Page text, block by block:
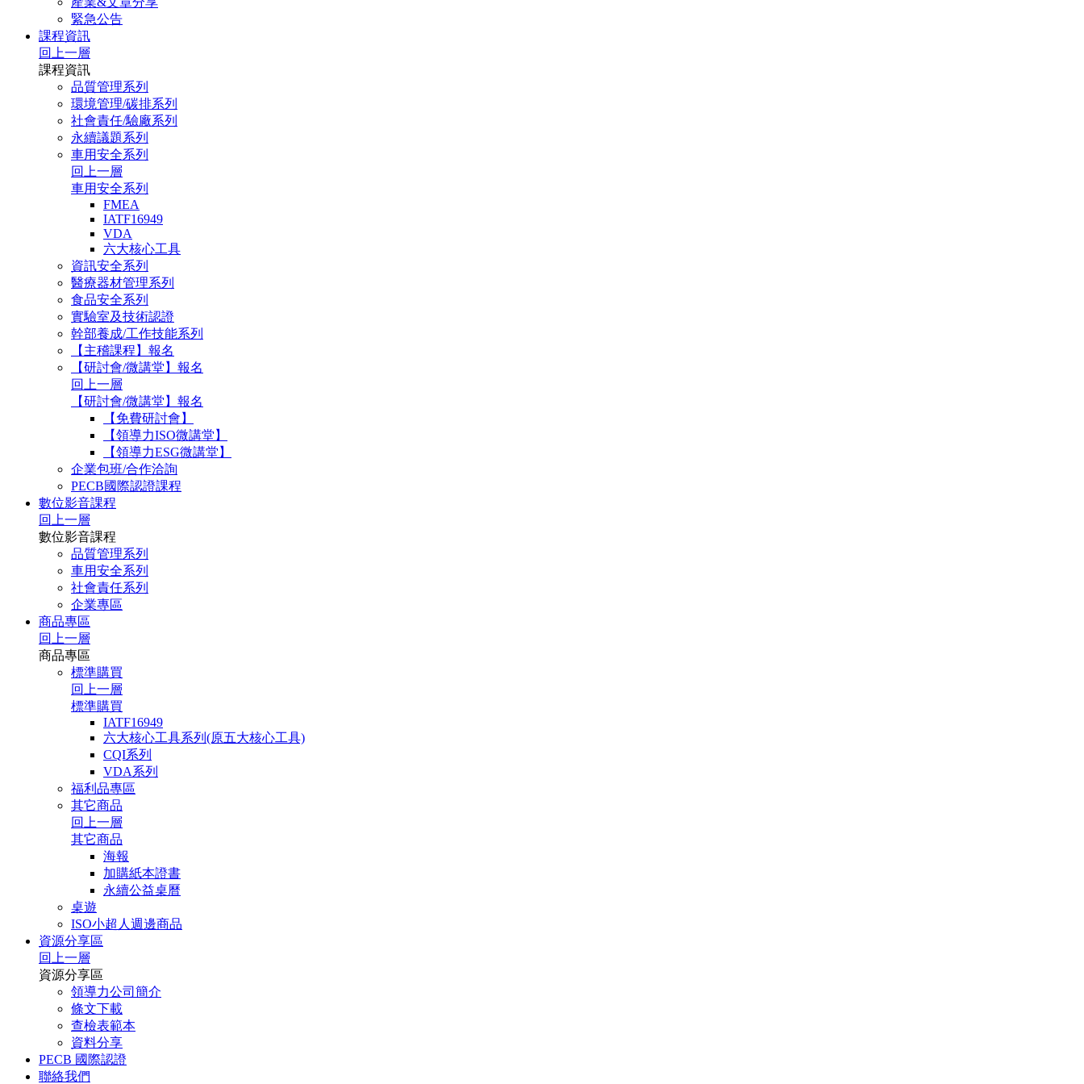
緊急公告
課程資訊
回上一層
課程資訊
品質管理系列
環境管理/碳排系列
社會責任/驗廠系列
永續議題系列
車用安全系列
回上一層
車用安全系列
FMEA
IATF16949
VDA
六大核心工具
資訊安全系列
醫療器材管理系列
食品安全系列
實驗室及技術認證
幹部養成/工作技能系列
【主稽課程】報名
【研討會/微講堂】報名
回上一層
【研討會/微講堂】報名
【免費研討會】
【領導力ISO微講堂】
【領導力ESG微講堂】
企業包班/合作洽詢
PECB國際認證課程
數位影音課程
回上一層
數位影音課程
品質管理系列
車用安全系列
社會責任系列
企業專區
商品專區
回上一層
商品專區
標準購買
回上一層
標準購買
IATF16949
六大核心工具系列(原五大核心工具)
CQI系列
VDA系列
福利品專區
其它商品
回上一層
其它商品
海報
加購紙本證書
永續公益桌曆
桌遊
ISO小超人週邊商品
資源分享區
回上一層
資源分享區
領導力公司簡介
條文下載
查檢表範本
資料分享
PECB 國際認證
聯絡我們